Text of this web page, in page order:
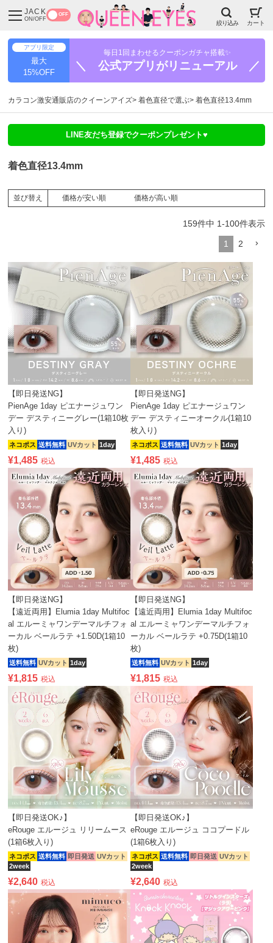
JACK
ON/OFF
OFF
絞り込み カート
アプリ限定
最大
15%OFF
毎日1回まわせるクーポンガチャ搭載✨
＼ 公式アプリがリニューアル ／
カラコン激安通販店のクイーンアイズ 着色直径で選ぶ 着色直径13.4mm
LINE友だち登録でクーポンプレゼント♥
着色直径13.4mm
並び替え 価格が安い順 価格が高い順
159件中 1-100件表示
1 2
【即日発送NG】
PienAge 1day ピエナージュワン
デー デスティニーグレー(1箱10枚
入り)
ネコポス 送料無料 UVカット 1day
¥1,485 税込
【即日発送NG】
PienAge 1day ピエナージュワン
デー デスティニーオークル(1箱10
枚入り)
ネコポス 送料無料 UVカット 1day
¥1,485 税込
【即日発送NG】
【遠近両用】Elumia 1day Multifoc
al エルーミャワンデーマルチフォ
ーカル ベールラテ +1.50D(1箱10
枚)
送料無料 UVカット 1day
¥1,815 税込
【即日発送NG】
【遠近両用】Elumia 1day Multifoc
al エルーミャワンデーマルチフォ
ーカル ベールラテ +0.75D(1箱10
枚)
送料無料 UVカット 1day
¥1,815 税込
【即日発送OK♪】
eRouge エルージュ リリームース
(1箱6枚入り)
ネコポス 送料無料 即日発送 UVカット
2week
¥2,640 税込
【即日発送OK♪】
eRouge エルージュ ココプードル
(1箱6枚入り)
ネコポス 送料無料 即日発送 UVカット
2week
¥2,640 税込